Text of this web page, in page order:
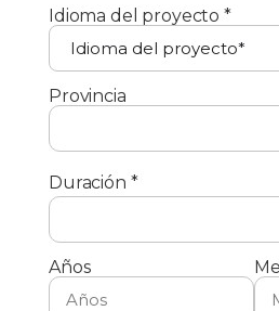
Idioma del proyecto *
Provincia
Duración *
Años